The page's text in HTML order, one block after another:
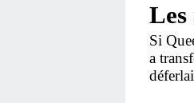
Les
Si
a